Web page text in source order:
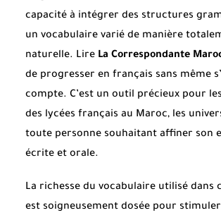
capacité à intégrer des structures
un vocabulaire varié de manière
naturelle. Lire La Correspondante
de progresser en français sans même
compte. C’est un outil précieux pour
des lycées français au Maroc, les
toute personne souhaitant affiner son
écrite et orale.
La richesse du vocabulaire utilisé dans
est soigneusement dosée pour